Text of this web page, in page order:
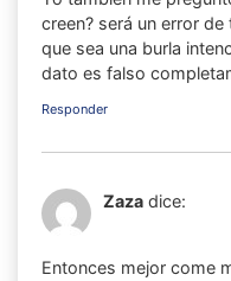
creen? será un error
que sea una burla
dato es falso
Responder
Zaza dice:
Entonces mejor come